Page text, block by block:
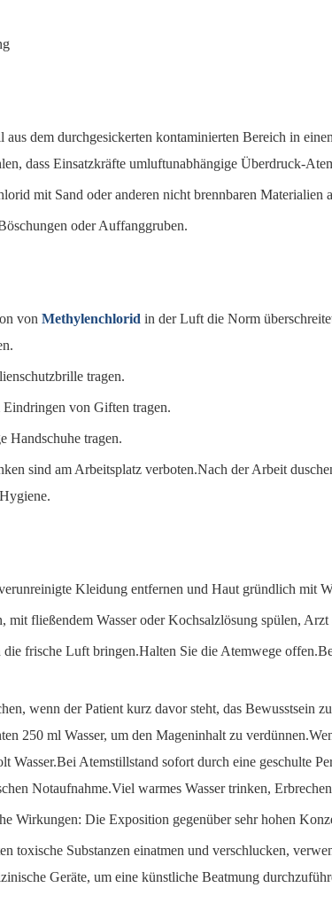
aus dem durchgesickerten kontaminierten Bereich in
dass Einsatzkräfte umluftunabhängige Überdruck-
mit Sand oder anderen nicht brennbaren Materialien
oder Auffanggruben.
von Methylenchlorid in der Luft die Norm
tragen.
von Giften tragen.
Handschuhe tragen.
sind am Arbeitsplatz verboten.Nach der Arbeit
Kleidung entfernen und Haut gründlich mit
mit fließendem Wasser oder Kochsalzlösung spülen, Arzt
frische Luft bringen.Halten Sie die Atemwege
wenn der Patient kurz davor steht, das Bewusstsein
250 ml Wasser, um den Mageninhalt zu
Wasser.Bei Atemstillstand sofort durch eine geschulte
Notaufnahme.Viel warmes Wasser trinken,
Wirkungen: Die Exposition gegenüber sehr hohen
toxische Substanzen einatmen und verschlucken,
Geräte, um eine künstliche Beatmung